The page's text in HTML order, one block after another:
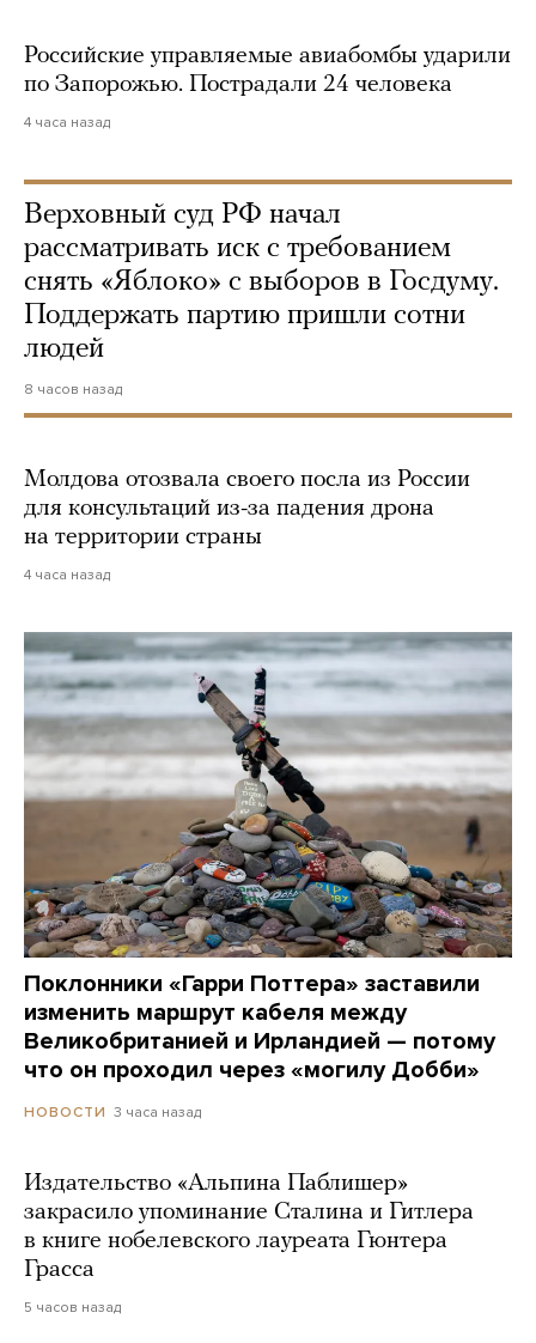
Российские управляемые авиабомбы ударили
по Запорожью. Пострадали 24 человека
4 часа назад
Верховный суд РФ начал
рассматривать иск с требованием
снять «Яблоко» с выборов в Госдуму.
Поддержать партию пришли сотни
людей
8 часов назад
Молдова отозвала своего посла из России
для консультаций из-за падения дрона
на территории страны
4 часа назад
Поклонники «Гарри Поттера» заставили
изменить маршрут кабеля между
Великобританией и Ирландией — потому
что он проходил через «могилу Добби»
НОВОСТИ 3 часа назад
Издательство «Альпина Паблишер»
закрасило упоминание Сталина и Гитлера
в книге нобелевского лауреата Гюнтера
Грасса
5 часов назад